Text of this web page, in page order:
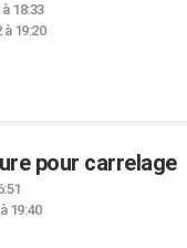
18:33
à 19:20
pour carrelage
19:40